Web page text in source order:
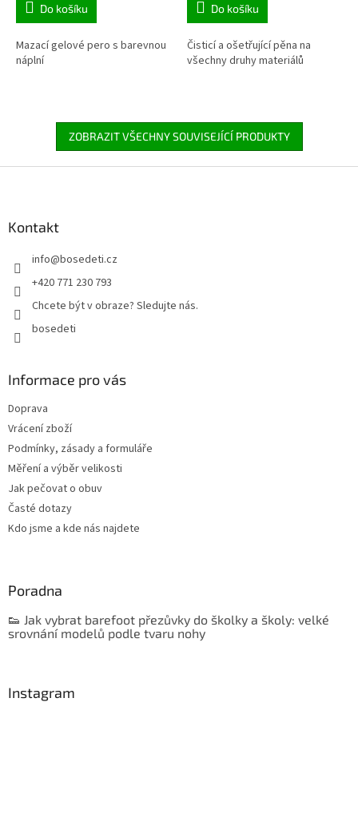
Do košíku
Mazací gelové pero s barevnou
náplní
Do košíku
Čisticí a ošetřující pěna na
všechny druhy materiálů
ZOBRAZIT VŠECHNY SOUVISEJÍCÍ PRODUKTY
Kontakt
info@bosedeti.cz
+420 771 230 793
Chcete být v obraze? Sledujte nás.
bosedeti
Informace pro vás
Doprava
Vrácení zboží
Podmínky, zásady a formuláře
Měření a výběr velikosti
Jak pečovat o obuv
Časté dotazy
Kdo jsme a kde nás najdete
Poradna
👟 Jak vybrat barefoot přezůvky do školky a školy: velké
srovnání modelů podle tvaru nohy
Instagram